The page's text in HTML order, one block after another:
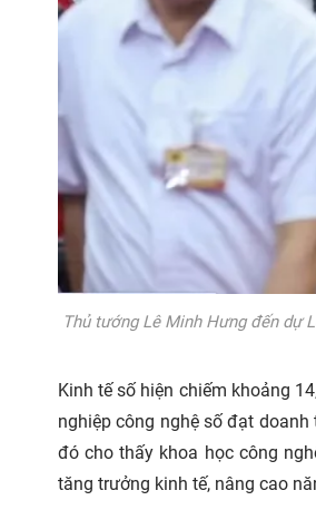
Thủ tướng Lê Minh Hưng đến dự
Kinh tế số hiện chiếm khoảng
nghiệp công nghệ số đạt
đó cho thấy khoa học công
tăng trưởng kinh tế, nâng cao